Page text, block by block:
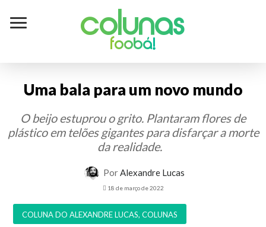
Colunas
foobá!
Uma bala para um novo mundo
O beijo estuprou o grito. Plantaram flores de
plástico em telões gigantes para disfarçar a morte
da realidade.
PorAlexandre Lucas
18 de março de 2022
COLUNA DO ALEXANDRE LUCAS,COLUNAS